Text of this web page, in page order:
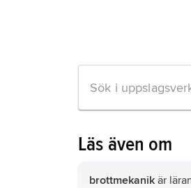
Läs även om
brottmekanik är